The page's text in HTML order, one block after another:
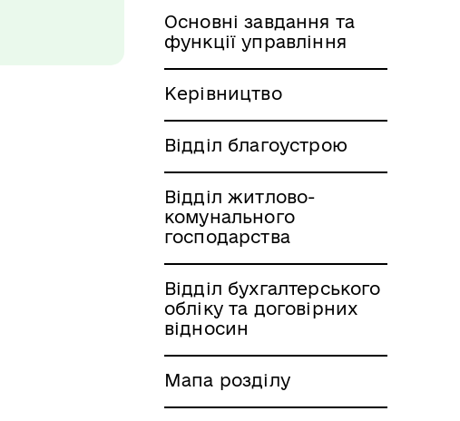
Основні завдання та
функції управління
Керівництво
Відділ благоустрою
Відділ житлово-
комунального
господарства
Відділ бухгалтерського
обліку та договірних
відносин
Мапа розділу